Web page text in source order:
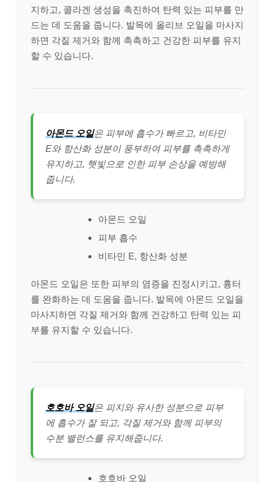
지하고, 콜라겐 생성을 촉진하여 탄력 있는 피부를 만
드는 데 도움을 줍니다. 발목에 올리브 오일을 마사지
하면 각질 제거와 함께 촉촉하고 건강한 피부를 유지
할 수 있습니다.
아몬드 오일은 피부에 흡수가 빠르고, 비타민
E와 항산화 성분이 풍부하여 피부를 촉촉하게
유지하고, 햇빛으로 인한 피부 손상을 예방해
줍니다.
아몬드 오일
피부 흡수
비타민 E, 항산화 성분
아몬드 오일은 또한 피부의 염증을 진정시키고, 흉터
를 완화하는 데 도움을 줍니다. 발목에 아몬드 오일을
마사지하면 각질 제거와 함께 건강하고 탄력 있는 피
부를 유지할 수 있습니다.
호호바 오일은 피지와 유사한 성분으로 피부
에 흡수가 잘 되고, 각질 제거와 함께 피부의
수분 밸런스를 유지해줍니다.
호호바 오일